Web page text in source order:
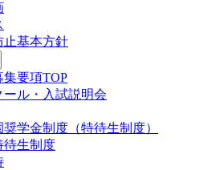
止基本方針
集要項TOP
ール・入試説明会
学金制度（特待生制度）
待生制度